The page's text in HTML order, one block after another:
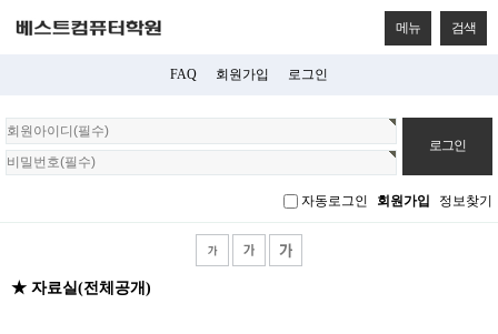
메뉴 검색
FAQ 회원가입 로그인
회
원
로
자동로그인 회원가입 정보찾기
★ 자료실(전체공개)